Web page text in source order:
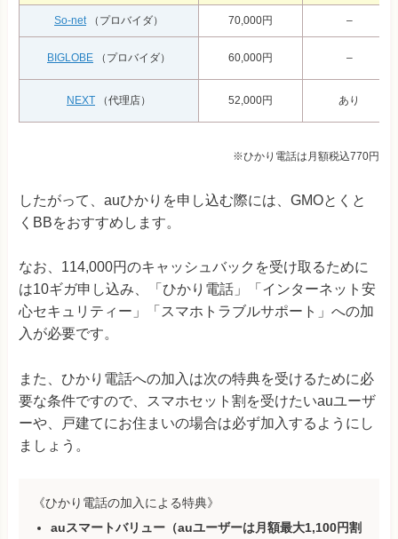
So-net （プロバイダ） 70,000円 –
BIGLOBE （プロバイダ） 60,000円 –
NEXT （代理店） 52,000円 あり
※ひかり電話は月額税込770円
したがって、auひかりを申し込む際には、GMOとくと
くBBをおすすめします。
なお、114,000円のキャッシュバックを受け取るために
は10ギガ申し込み、「ひかり電話」「インターネット安
心セキュリティー」「スマホトラブルサポート」への加
入が必要です。
また、ひかり電話への加入は次の特典を受けるために必
要な条件ですので、スマホセット割を受けたいauユーザ
ーや、戸建てにお住まいの場合は必ず加入するようにし
ましょう。
《ひかり電話の加入による特典》
auスマートバリュー（auユーザーは月額最大1,100円割